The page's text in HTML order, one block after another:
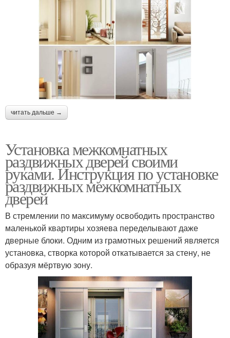
читать дальше →
Установка межкомнатных
раздвижных дверей своими
руками. Инструкция по установке
раздвижных межкомнатных
дверей
В стремлении по максимуму освободить пространство
маленькой квартиры хозяева переделывают даже
дверные блоки. Одним из грамотных решений является
установка, створка которой откатывается за стену, не
образуя мёртвую зону.